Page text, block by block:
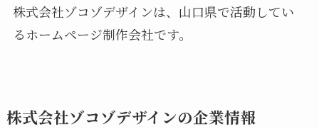
株式会社ゾコゾデザインは、山口県で活動してい
るホームページ制作会社です。
株式会社ゾコゾデザインの企業情報